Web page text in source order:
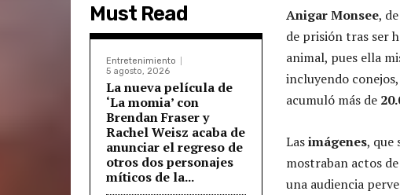
Must Read
Entretenimiento
5 agosto, 2026
La nueva película de
‘La momia’ con
Brendan Fraser y
Rachel Weisz acaba de
anunciar el regreso de
otros dos personajes
míticos de la...
Anigar Monsee,
de prisión tras ser
animal, pues ella
incluyendo
acumuló más de
Lasimágenes, que
mostraban actos
una audiencia